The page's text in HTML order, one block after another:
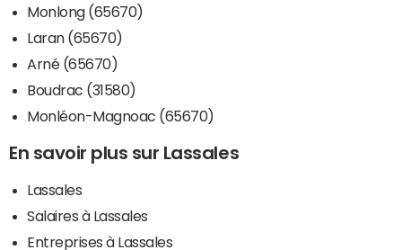
Monlong (65670)
Laran (65670)
Arné (65670)
Boudrac (31580)
Monléon-Magnoac (65670)
En savoir plus sur Lassales
Lassales
Salaires à Lassales
Entreprises à Lassales